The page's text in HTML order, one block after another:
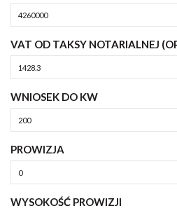
VAT OD TAKSY NOTARIALNEJ
WNIOSEK DO KW
PROWIZJA
WYSOKOŚĆ PROWIZJI